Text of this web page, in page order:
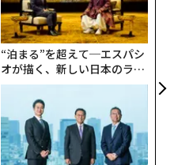
“泊まる”を超えて─エスパシ
オが描く、新しい日本のラグ
ジュアリー（中編）